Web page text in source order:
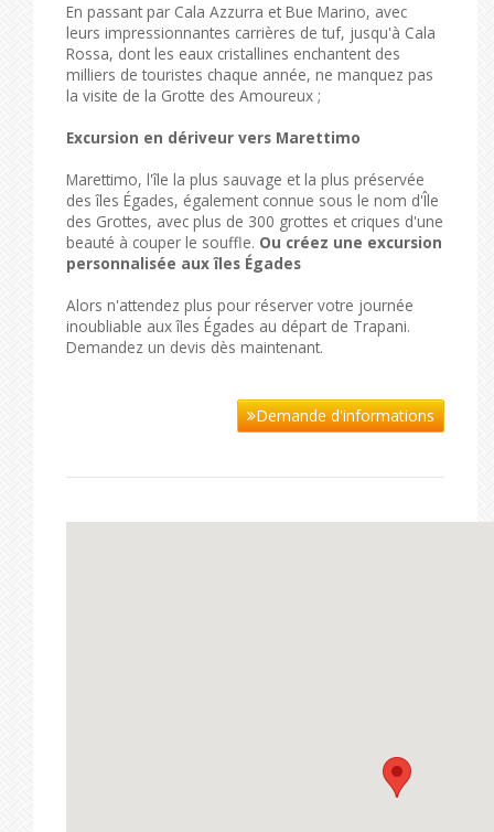
En passant par Cala Azzurra et Bue Marino, avec
leurs impressionnantes carrières de tuf, jusqu'à Cala
Rossa, dont les eaux cristallines enchantent des
milliers de touristes chaque année, ne manquez pas
la visite de la Grotte des Amoureux ;
Excursion en dériveur vers Marettimo
Marettimo, l'île la plus sauvage et la plus préservée
des îles Égades, également connue sous le nom d'Île
des Grottes, avec plus de 300 grottes et criques d'une
beauté à couper le souffle. Ou créez une excursion
personnalisée aux îles Égades
Alors n'attendez plus pour réserver votre journée
inoubliable aux îles Égades au départ de Trapani.
Demandez un devis dès maintenant.
Demande d'informations